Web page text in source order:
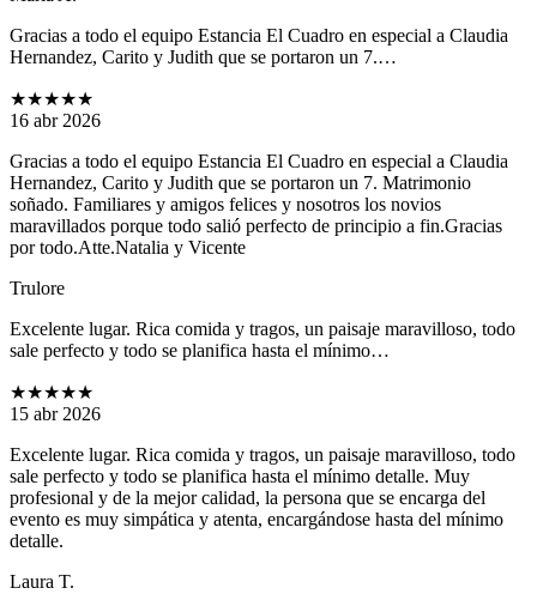
Gracias a todo el equipo Estancia El Cuadro en especial a Claudia
Hernandez, Carito y Judith que se portaron un 7.…
★★★★★
16 abr 2026
Gracias a todo el equipo Estancia El Cuadro en especial a Claudia
Hernandez, Carito y Judith que se portaron un 7. Matrimonio
soñado. Familiares y amigos felices y nosotros los novios
maravillados porque todo salió perfecto de principio a fin.Gracias
por todo.Atte.Natalia y Vicente
Trulore
Excelente lugar. Rica comida y tragos, un paisaje maravilloso, todo
sale perfecto y todo se planifica hasta el mínimo…
★★★★★
15 abr 2026
Excelente lugar. Rica comida y tragos, un paisaje maravilloso, todo
sale perfecto y todo se planifica hasta el mínimo detalle. Muy
profesional y de la mejor calidad, la persona que se encarga del
evento es muy simpática y atenta, encargándose hasta del mínimo
detalle.
Laura T.